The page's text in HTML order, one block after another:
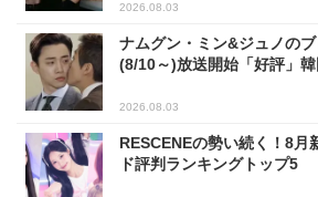
2026.08.03
ナムグン・ミン&ジュノの
(8/10～)放送開始「好評」
2026.08.03
RESCENEの勢い続く！8月
ド評判ランキングトップ5